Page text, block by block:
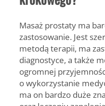
Masaż prostaty ma
zastosowanie. Jest
metodą terapii, ma
diagnostyce, a także
ogromnej
o wykorzystanie
ma on bardzo duże